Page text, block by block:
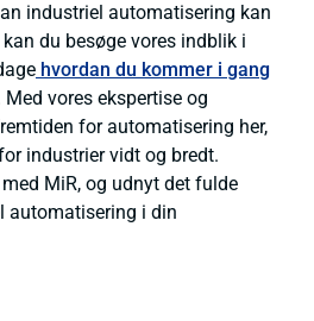
industriel automatisering kan
du besøge vores indblik i
hvordan du kommer i gang
Med vores ekspertise og
for automatisering her,
industrier vidt og bredt.
MiR, og udnyt det fulde
automatisering i din